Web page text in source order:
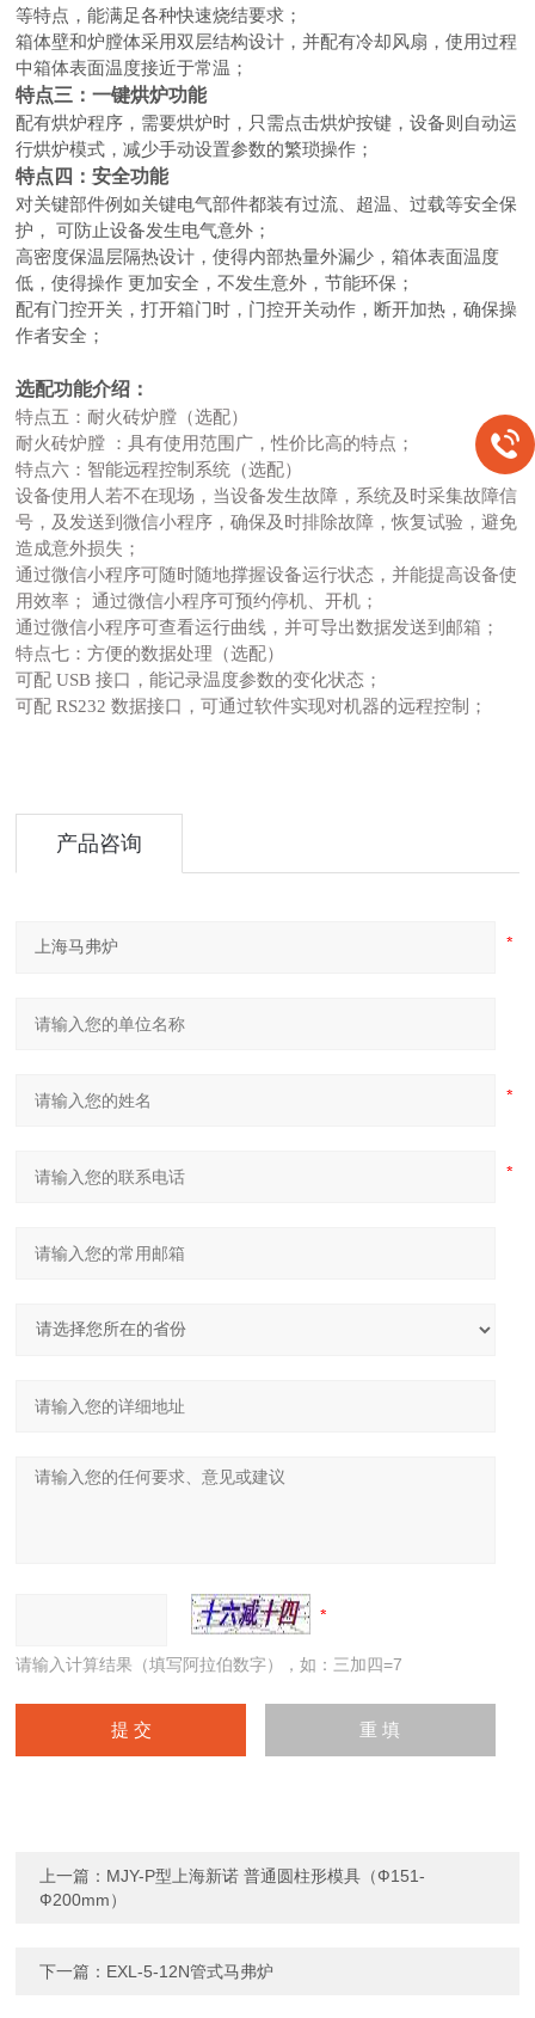
等特点，能满足各种快速烧结要求；
箱体壁和炉膛体采用双层结构设计，并配有冷却风扇，使用过程
中箱体表面温度接近于常温；
特点三：一键烘炉功能
配有烘炉程序，需要烘炉时，只需点击烘炉按键，设备则自动运
行烘炉模式，减少手动设置参数的繁琐操作；
特点四：安全功能
对关键部件例如关键电气部件都装有过流、超温、过载等安全保
护，
可防止设备发生电气意外；
高密度保温层隔热设计，使得内部热量外漏少，箱体表面温度
低，使得操作 更加安全，不发生意外，节能环保；
配有门控开关，打开箱门时，门控开关动作，断开加热，确保操
作者安全；
选配功能介绍：
特点五：耐火砖炉膛（选配）
耐火砖炉膛
：具有使用范围广，性价比高的特点；
特点六：智能远程控制系统（选配）
设备使用人若不在现场，当设备发生故障，系统及时采集故障信
号，及发送到微信小程序，确保及时排除故障，恢复试验，避免
造成意外损失；
通过微信小程序可随时随地撑握设备运行状态，并能提高设备使
用效率；
通过微信小程序可预约停机、开机；
通过微信小程序可查看运行曲线，并可导出数据发送到邮箱；
特点七：方便的数据处理（选配）
可配 USB 接口，能记录温度参数的变化状态；
可配 RS232 数据接口，可通过软件实现对机器的远程控制；
产品咨询
请输入计算结果（填写阿拉伯数字），如：三加四=7
上一篇： MJY-P型上海新诺 普通圆柱形模具（Ф151-
Ф200mm）
下一篇： EXL-5-12N管式马弗炉